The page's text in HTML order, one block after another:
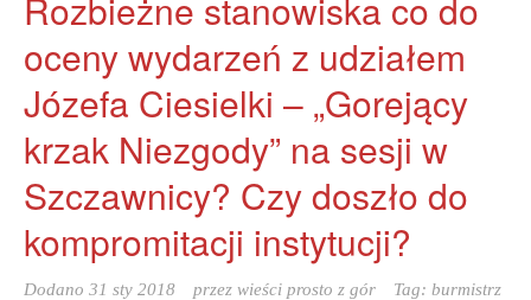
oceny wydarzeń z udziałem
Józefa Ciesielki – „Gorejący
krzak Niezgody” na sesji w
Szczawnicy? Czy doszło do
kompromitacji instytucji?
Dodano 31 sty 2018 przez wieści prosto z gór Tag: burmistrz